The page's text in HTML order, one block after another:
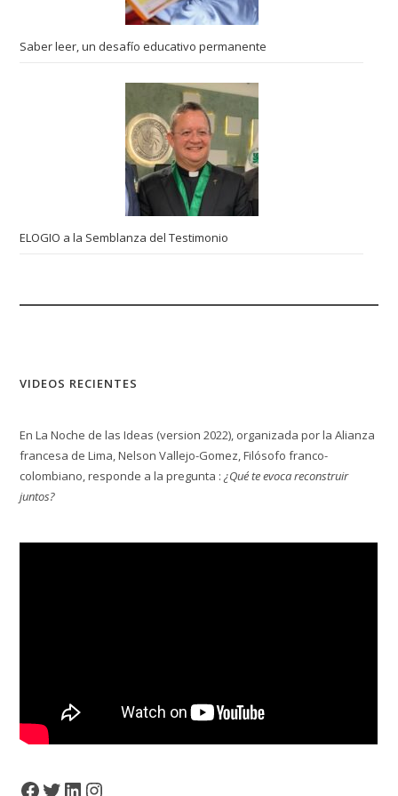
Saber leer, un desafío educativo permanente
ELOGIO a la Semblanza del Testimonio
VIDEOS RECIENTES
En La Noche de las Ideas (version 2022), organizada por la Alianza
francesa de Lima, Nelson Vallejo-Gomez, Filósofo franco-
colombiano, responde a la pregunta :¿Qué te evoca reconstruir
juntos?
Facebook
TwitterLinkedInInstagram